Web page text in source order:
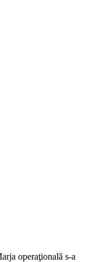
operaţională s-a